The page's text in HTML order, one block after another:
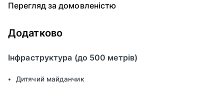
Перегляд за домовленістю
Додатково
Інфраструктура (до 500 метрів)
Дитячий майданчик